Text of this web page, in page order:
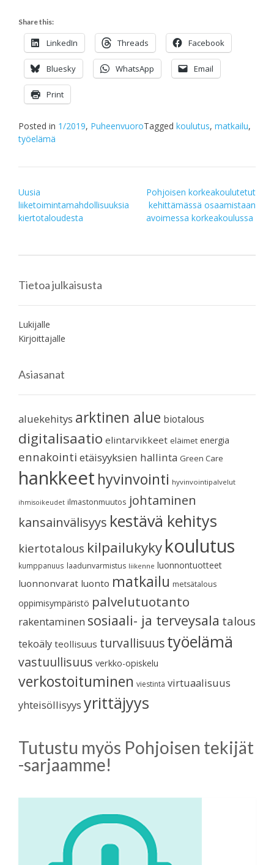
Share this:
LinkedIn Threads Facebook
Bluesky WhatsApp Email
Print
Posted in 1/2019, PuheenvuoroTagged koulutus, matkailu,
työelämä
Post
navigation
Uusia
liiketoimintamahdollisuuksia
kiertotaloudesta
Pohjoisen korkeakoulutetut
kehittämässä osaamistaan
avoimessa korkeakoulussa
Tietoa julkaisusta
Lukijalle
Kirjoittajalle
Asiasanat
aluekehitys arktinen alue biotalous
digitalisaatio elintarvikkeet eläimet energia
ennakointi etäisyyksien hallinta Green Care
hankkeet hyvinvointi hyvinvointipalvelut
ihmisoikeudet ilmastonmuutos johtaminen
kansainvälisyys kestävä kehitys
kiertotalous kilpailukykykoulutus
kumppanuus laadunvarmistus liikenne luonnontuotteet
luonnonvarat luonto matkailu metsätalous
oppimisympäristö palvelutuotanto
rakentaminen sosiaali- ja terveysala talous
tekoäly teollisuus turvallisuustyöelämä
vastuullisuus verkko-opiskelu
verkostoituminen viestintä virtuaalisuus
yhteisöllisyys yrittäjyys
Tutustu myös Pohjoisen tekijät
-sarjaamme!